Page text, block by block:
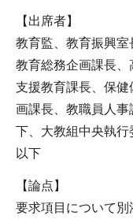
【出席者】
教育監、教育振興室
教育総務企画課長、
支援教育課長、保
画課長、教職員人
下、大教組中央執
以下
【論点】
要求項目について別